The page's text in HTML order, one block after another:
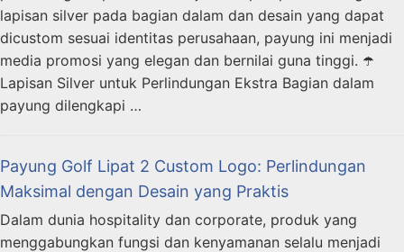
lapisan silver pada bagian dalam dan desain yang dapat
dicustom sesuai identitas perusahaan, payung ini menjadi
media promosi yang elegan dan bernilai guna tinggi. ☂️
Lapisan Silver untuk Perlindungan Ekstra Bagian dalam
payung dilengkapi …
Payung Golf Lipat 2 Custom Logo: Perlindungan
Maksimal dengan Desain yang Praktis
Dalam dunia hospitality dan corporate, produk yang
menggabungkan fungsi dan kenyamanan selalu menjadi